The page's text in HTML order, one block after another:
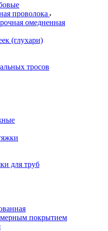
проволока
омедненная
(глухари)
тросов
для труб
покрытием